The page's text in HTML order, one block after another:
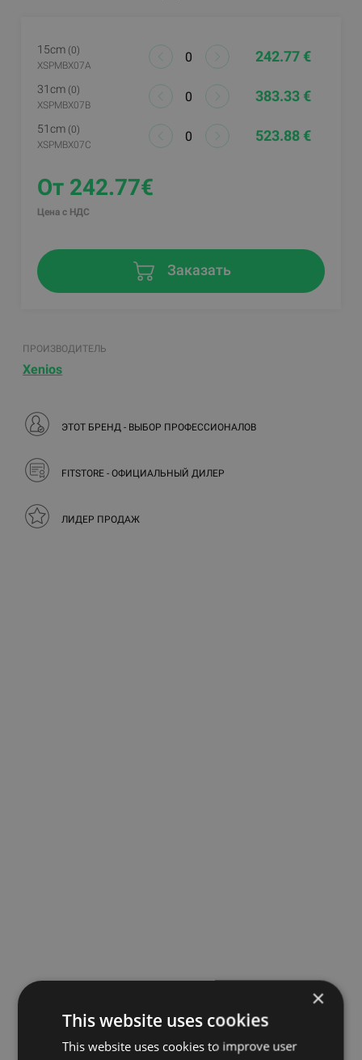
15cm (0)
XSPMBX07A
242.77 €
31cm (0)
XSPMBX07B
383.33 €
51cm (0)
XSPMBX07C
523.88 €
От 242.77€
Цена с НДС
Заказать
ПРОИЗВОДИТЕЛЬ
Xenios
ЭТОТ БРЕНД - ВЫБОР ПРОФЕССИОНАЛОВ
FITSTORE - ОФИЦИАЛЬНЫЙ ДИЛЕР
ЛИДЕР ПРОДАЖ
×
This website uses cookies
This website uses cookies to improve user